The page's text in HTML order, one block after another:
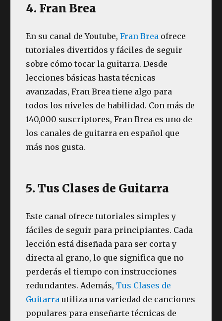
4. Fran Brea
En su canal de Youtube,Fran Brea ofrece
tutoriales divertidos y fáciles de seguir
sobre cómo tocar la guitarra. Desde
lecciones básicas hasta técnicas
avanzadas, Fran Brea tiene algo para
todos los niveles de habilidad. Con más de
140,000 suscriptores, Fran Brea es uno de
los canales de guitarra en español que
más nos gusta.
5. Tus Clases de Guitarra
Este canal ofrece tutoriales simples y
fáciles de seguir para principiantes. Cada
lección está diseñada para ser corta y
directa al grano, lo que significa que no
perderás el tiempo con instrucciones
redundantes. Además, Tus Clases de
Guitarra utiliza una variedad de canciones
populares para enseñarte técnicas de